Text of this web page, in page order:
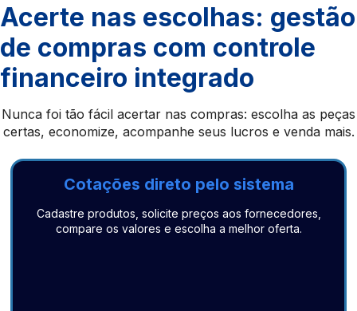
Acerte nas escolhas: gestão
de compras com controle
financeiro integrado
Nunca foi tão fácil acertar nas compras: escolha as peças
certas, economize, acompanhe seus lucros e venda mais.
Cotações direto pelo sistema
Cadastre produtos, solicite preços aos fornecedores,
compare os valores e escolha a melhor oferta.